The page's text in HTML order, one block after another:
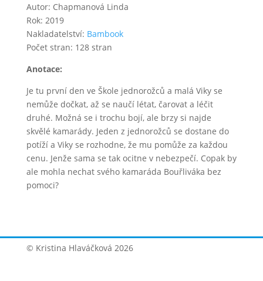
Autor: Chapmanová Linda
Rok: 2019
Nakladatelství: Bambook
Počet stran: 128 stran
Anotace:
Je tu první den ve Škole jednorožců a malá Viky se
nemůže dočkat, až se naučí létat, čarovat a léčit
druhé. Možná se i trochu bojí, ale brzy si najde
skvělé kamarády. Jeden z jednorožců se dostane do
potíží a Viky se rozhodne, že mu pomůže za každou
cenu. Jenže sama se tak ocitne v nebezpečí. Copak by
ale mohla nechat svého kamaráda Bouřliváka bez
pomoci?
© Kristina Hlaváčková 2026